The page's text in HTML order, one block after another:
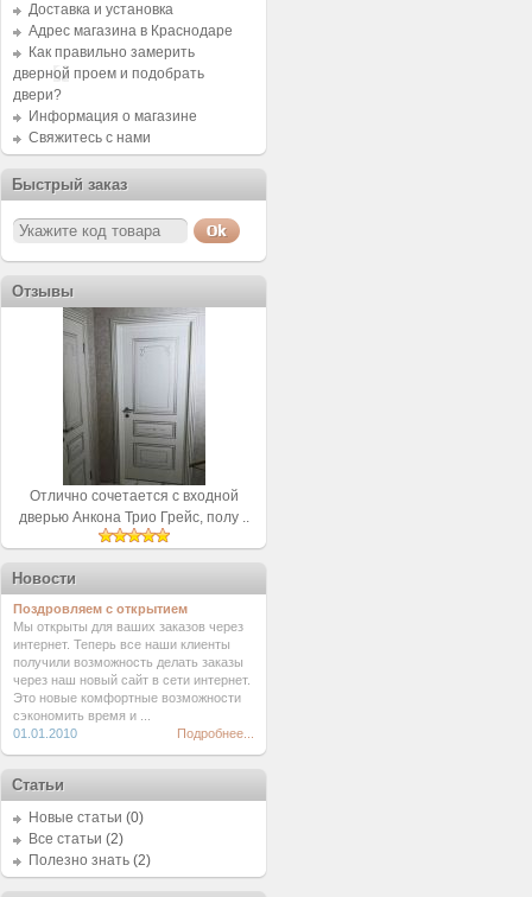
Доставка и установка
Адрес магазина в Краснодаре
Как правильно замерить
дверной проем и подобрать
двери?
Информация о магазине
Свяжитесь с нами
Быстрый заказ
Отзывы
Отлично сочетается с входной
дверью Анкона Трио Грейс, полу ..
Новости
Поздровляем с открытием
Мы открыты для ваших заказов через
интернет. Теперь все наши клиенты
получили возможность делать заказы
через наш новый сайт в сети интернет.
Это новые комфортные возможности
сэкономить время и ...
01.01.2010
Подробнее...
Статьи
Новые статьи (0)
Все статьи (2)
Полезно знать (2)